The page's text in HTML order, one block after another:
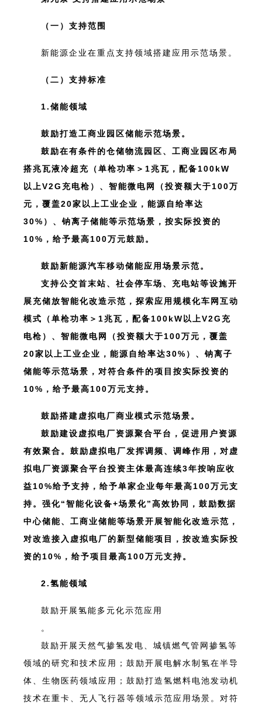
（一）支持范围
新能源企业在重点支持领域搭建应用示范场景。
（二）支持标准
1.储能领域
鼓励打造工商业园区储能示范场景。
鼓励在有条件的仓储物流园区、工商业园区布局
搭兆瓦液冷超充（单枪功率＞1兆瓦，配备100kW
以上V2G充电枪）、智能微电网（投资额大于100万
元，覆盖20家以上工业企业，能源自给率达
30%）、钠离子储能等示范场景，按实际投资的
10%，给予最高100万元鼓励。
鼓励新能源汽车移动储能应用场景示范。
支持公交首末站、社会停车场、充电站等设施开
展充储放智能化改造示范，探索应用规模化车网互动
模式（单枪功率＞1兆瓦，配备100kW以上V2G充
电枪）、智能微电网（投资额大于100万元，覆盖
20家以上工业企业，能源自给率达30%）、钠离子
储能等示范场景，对符合条件的项目按实际投资的
10%，给予最高100万元支持。
鼓励搭建虚拟电厂商业模式示范场景。
鼓励建设虚拟电厂资源聚合平台，促进用户资源
有效聚合。鼓励虚拟电厂发挥调频、调峰作用，对虚
拟电厂资源聚合平台投资主体最高连续3年按响应收
益10%给予支持，给予单家企业每年最高100万元支
持。强化“智能化设备+场景化”高效协同，鼓励数据
中心储能、工商业储能等场景开展智能化改造示范，
对改造接入虚拟电厂的新型储能项目，按改造实际投
资的10%，给予项目最高100万元支持。
2.氢能领域
鼓励开展氢能多元化示范应用
。
鼓励开展天然气掺氢发电、城镇燃气管网掺氢等
领域的研究和技术应用；鼓励开展电解水制氢在半导
体、生物医药领域应用；鼓励打造氢燃料电池发动机
技术在重卡、无人飞行器等领域示范应用场景。对符